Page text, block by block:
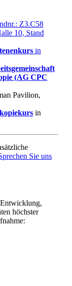
Z3.C58
10, Stand
in
(AG CPC
Pavilion,
in
Sie uns
höchster